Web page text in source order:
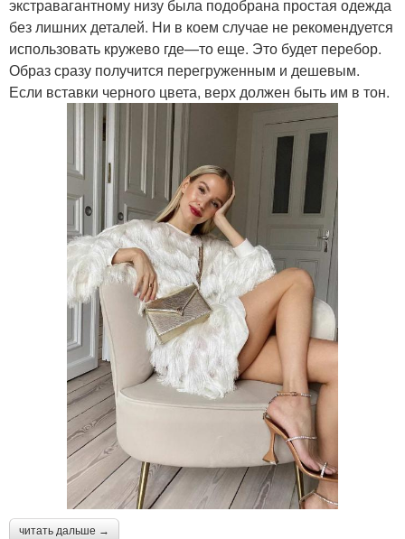
экстравагантному низу была подобрана простая одежда
без лишних деталей. Ни в коем случае не рекомендуется
использовать кружево где—то еще. Это будет перебор.
Образ сразу получится перегруженным и дешевым.
Если вставки черного цвета, верх должен быть им в тон.
читать дальше →